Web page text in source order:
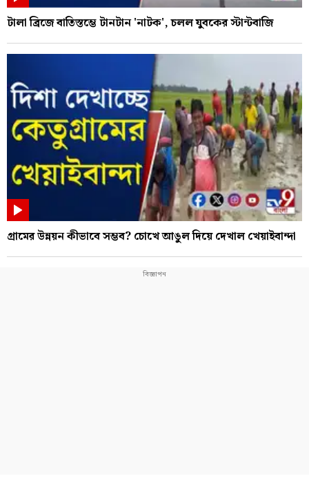
টালা ব্রিজে বাতিস্তম্ভে টানটান 'নাটক', চলল যুবকের স্টান্টবাজি
গ্রামের উন্নয়ন কীভাবে সম্ভব? চোখে আঙুল দিয়ে দেখাল খেয়াইবান্দা